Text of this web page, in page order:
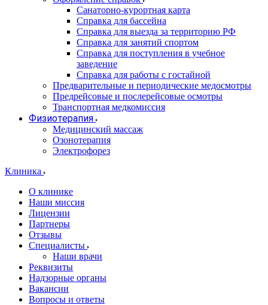
Санаторно-курортная карта
Справка для бассейна
Справка для выезда за территорию РФ
Справка для занятий спортом
Справка для поступления в учебное
заведение
Справка для работы с гостайной
Предварительные и периодические медосмотры
Предрейсовые и послерейсовые осмотры
Транспортная медкомиссия
Физиотерапия
Медицинский массаж
Озонотерапия
Электрофорез
Клиника
О клинике
Наши миссия
Лицензии
Партнеры
Отзывы
Специалисты
Наши врачи
Реквизиты
Надзорные органы
Вакансии
Вопросы и ответы